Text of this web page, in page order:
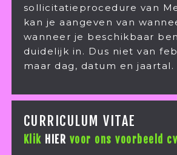
sollicitatieprocedure van
kan je aangeven van
wanneer je beschikbaar
duidelijk in. Dus niet van
maar dag, datum en jaartal.
CURRICULUM VITAE
Klik HIER voor ons voorbeeld